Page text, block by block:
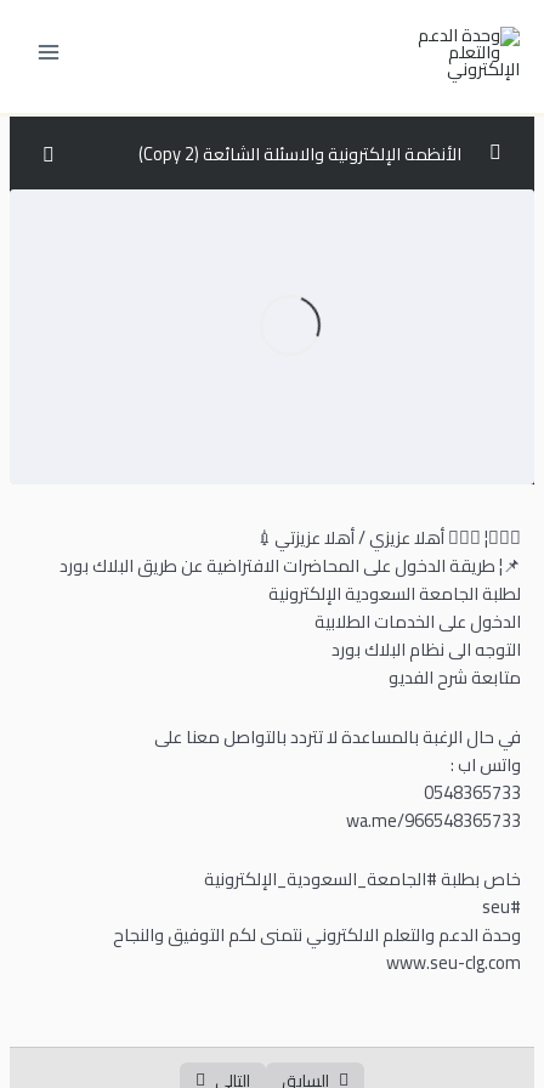
المحتوى
طريقة تفعيل الايكيو IQ للغة الإنجليزية لطلبة الجامعة
طريقة شراء كتاب الحاسب او الماث Math001 , CS001
على من موقع دار الجداول لطلبة الجامعة السعودية
الإلكترونية
طريقة استعراض الجدول الدراسي
طريقة تغيير لغة البلاك بورد الى اللغة الإنجليزية
طريقة الدخول على المحاضرات الافتراضية
طريقة تفعيل كتاب الحاسب CS001 على البلاك بورد
معادلة مواد السنة التحضيرية
طريقة تفعيل كتاب الماث MATH001 على البلاك بورد
انظمة التخصص
الأسئلة الشائعة
الأنظمة الإلكترونية والاسئلة الشائعة (Copy 2)
🙋🏼‍♂️¦ 🙋🏼‍♀️ أهلا عزيزي / أهلا عزيزتي💉
📌¦ طريقة الدخول على المحاضرات الافتراضية عن طريق البلاك بورد
لطلبة الجامعة السعودية الإلكترونية
الدخول على الخدمات الطلابية
التوجه الى نظام البلاك بورد
متابعة شرح الفديو
في حال الرغبة بالمساعدة لا تتردد بالتواصل معنا على
واتس اب :
0548365733
wa.me/966548365733
خاص بطلبة #الجامعة_السعودية_الإلكترونية
#seu
وحدة الدعم والتعلم الالكتروني نتمنى لكم التوفيق والنجاح
www.seu-clg.com
السابق التالي